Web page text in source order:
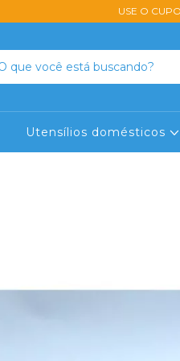
USE O
Utensílios domésticos